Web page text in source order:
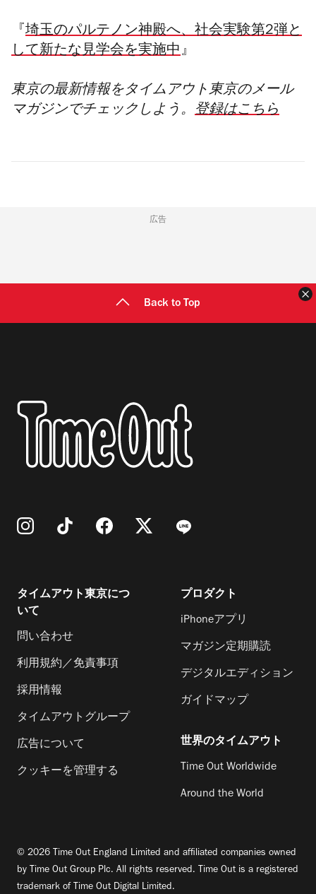
『 埼玉のパルテノン神殿へ、社会実験第2弾と
して新たな見学会を実施中』
東京の最新情報をタイムアウト東京のメール
マガジンでチェックしよう。 登録はこちら
広告
Back to Top
タイムアウト東京につ
いて
問い合わせ
利用規約／免責事項
採用情報
タイムアウトグループ
広告について
クッキーを管理する
プロダクト
iPhoneアプリ
マガジン定期購読
デジタルエディション
ガイドマップ
世界のタイムアウト
Time Out Worldwide
Around the World
© 2026 Time Out England Limited and affiliated companies owned
by Time Out Group Plc. All rights reserved. Time Out is a registered
trademark of Time Out Digital Limited.